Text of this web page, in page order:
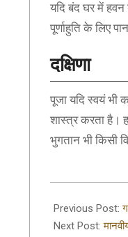
यदि बंद घर में हवन
पूर्णाहुति के लिए
दक्षिणा
पूजा यदि स्वयं भी
शास्त्र करता है।
भुगतान भी किसी
09-
04
Previous Post:
Next Post: